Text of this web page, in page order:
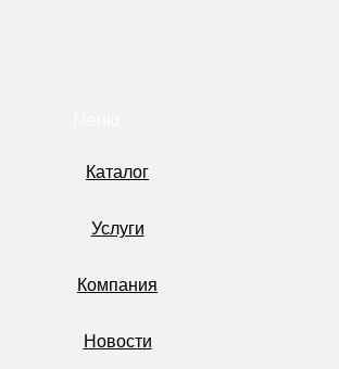
Каталог
Услуги
Компания
Новости